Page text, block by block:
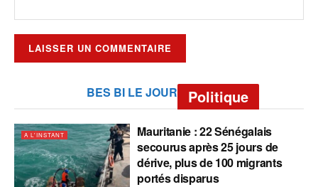
BES BI LE JOUR Politique
A L'INSTANT
Mauritanie : 22 Sénégalais
secourus après 25 jours de
dérive, plus de 100 migrants
portés disparus